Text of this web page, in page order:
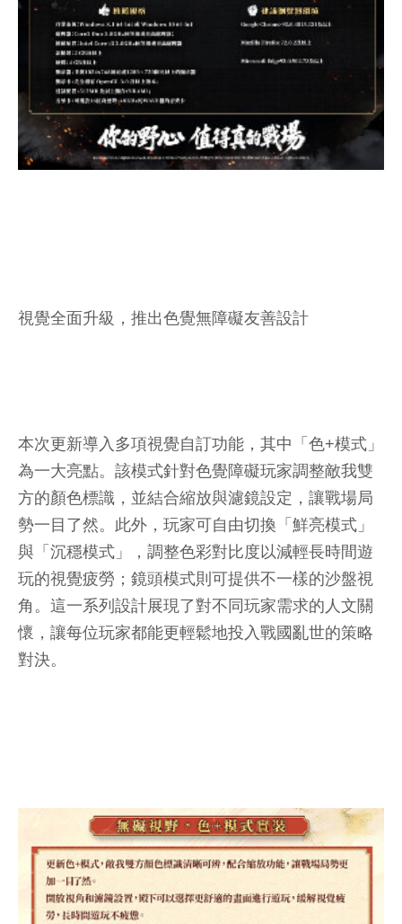
視覺全面升級，推出色覺無障礙友善設計
本次更新導入多項視覺自訂功能，其中「色+模式」
為一大亮點。該模式針對色覺障礙玩家調整敵我雙
方的顏色標識，並結合縮放與濾鏡設定，讓戰場局
勢一目了然。此外，玩家可自由切換「鮮亮模式」
與「沉穩模式」，調整色彩對比度以減輕長時間遊
玩的視覺疲勞；鏡頭模式則可提供不一樣的沙盤視
角。這一系列設計展現了對不同玩家需求的人文關
懷，讓每位玩家都能更輕鬆地投入戰國亂世的策略
對決。